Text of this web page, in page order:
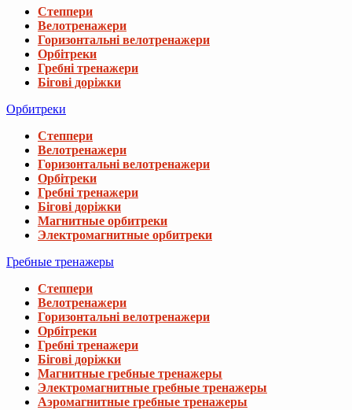
Степпери
Велотренажери
Горизонтальні велотренажери
Орбітреки
Гребні тренажери
Бігові доріжки
Орбитреки
Степпери
Велотренажери
Горизонтальні велотренажери
Орбітреки
Гребні тренажери
Бігові доріжки
Магнитные орбитреки
Электромагнитные орбитреки
Гребные тренажеры
Степпери
Велотренажери
Горизонтальні велотренажери
Орбітреки
Гребні тренажери
Бігові доріжки
Магнитные гребные тренажеры
Электромагнитные гребные тренажеры
Аэромагнитные гребные тренажеры